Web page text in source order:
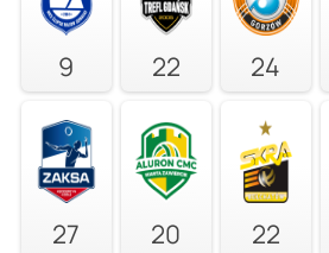
9 22 24
27 20 22